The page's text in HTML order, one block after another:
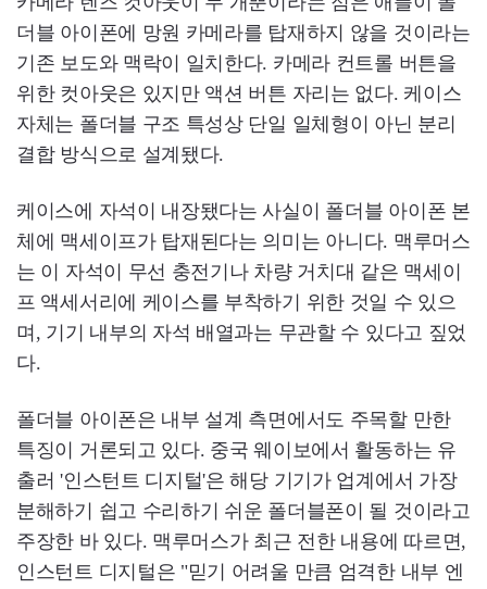
더블 아이폰에 망원 카메라를 탑재하지 않을 것이라는
기존 보도와 맥락이 일치한다. 카메라 컨트롤 버튼을
위한 컷아웃은 있지만 액션 버튼 자리는 없다. 케이스
자체는 폴더블 구조 특성상 단일 일체형이 아닌 분리
결합 방식으로 설계됐다.
케이스에 자석이 내장됐다는 사실이 폴더블 아이폰 본
체에 맥세이프가 탑재된다는 의미는 아니다. 맥루머스
는 이 자석이 무선 충전기나 차량 거치대 같은 맥세이
프 액세서리에 케이스를 부착하기 위한 것일 수 있으
며, 기기 내부의 자석 배열과는 무관할 수 있다고 짚었
다.
폴더블 아이폰은 내부 설계 측면에서도 주목할 만한
특징이 거론되고 있다. 중국 웨이보에서 활동하는 유
출러 '인스턴트 디지털'은 해당 기기가 업계에서 가장
분해하기 쉽고 수리하기 쉬운 폴더블폰이 될 것이라고
주장한 바 있다. 맥루머스가 최근 전한 내용에 따르면,
인스턴트 디지털은 "믿기 어려울 만큼 엄격한 내부 엔